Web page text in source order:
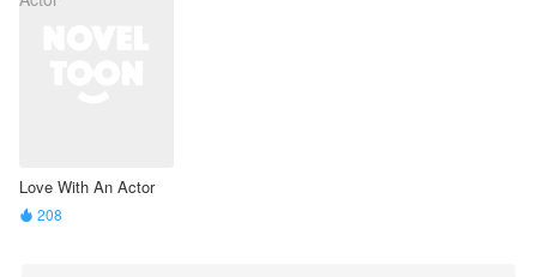
Love With An Actor
 208